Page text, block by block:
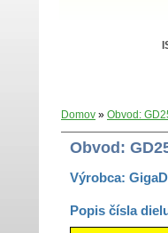
Domov » Obvod:
Obvod:
Výrobca:
Popis čísla